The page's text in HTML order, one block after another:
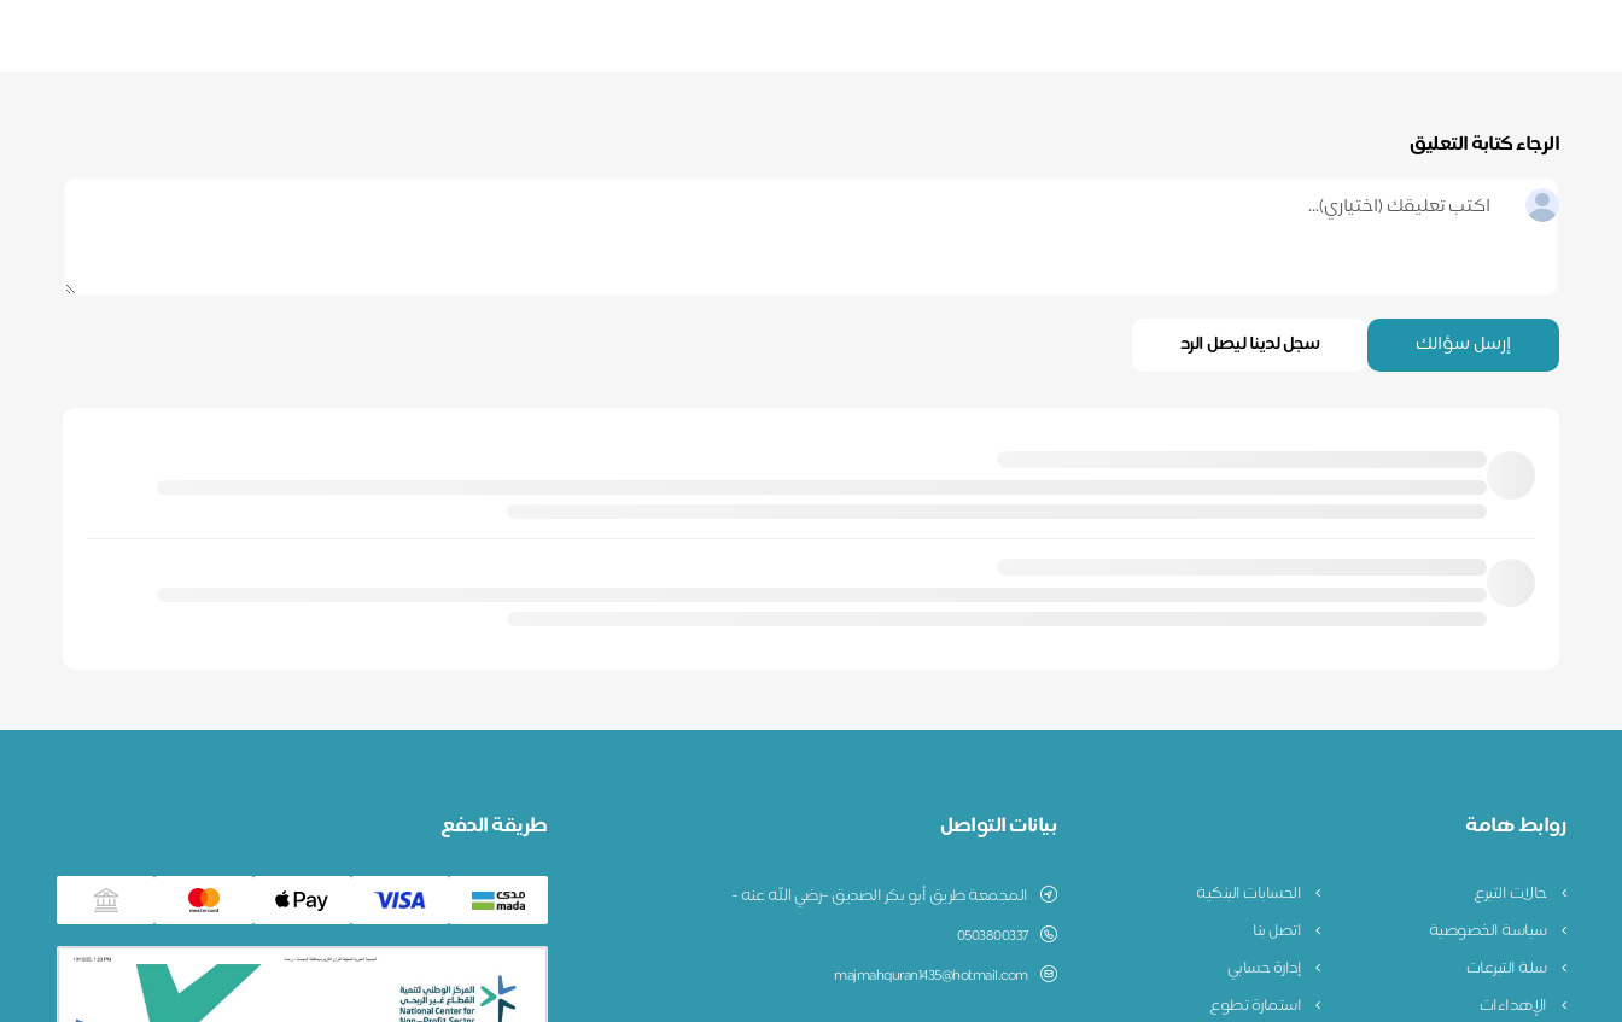
الرجاء كتابة التعليق
إرسل سؤالك سجل لدينا ليصل الرد
روابط هامة
حالات التبرع
الحسابات البنكية
سياسة الخصوصية
اتصل بنا
سلة التبرعات
إدارة حسابي
الإهداءات
استمارة تطوع
بيانات التواصل
المجمعة طريق أبو بكر الصديق –رضي الله عنه -
0503800337
majmahquran1435@hotmail.com
طريقة الدفع